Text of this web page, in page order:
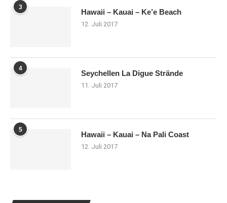
3
Hawaii – Kauai – Ke’e Beach
12. Juli 2017
4
Seychellen La Digue Strände
11. Juli 2017
5
Hawaii – Kauai – Na Pali Coast
12. Juli 2017